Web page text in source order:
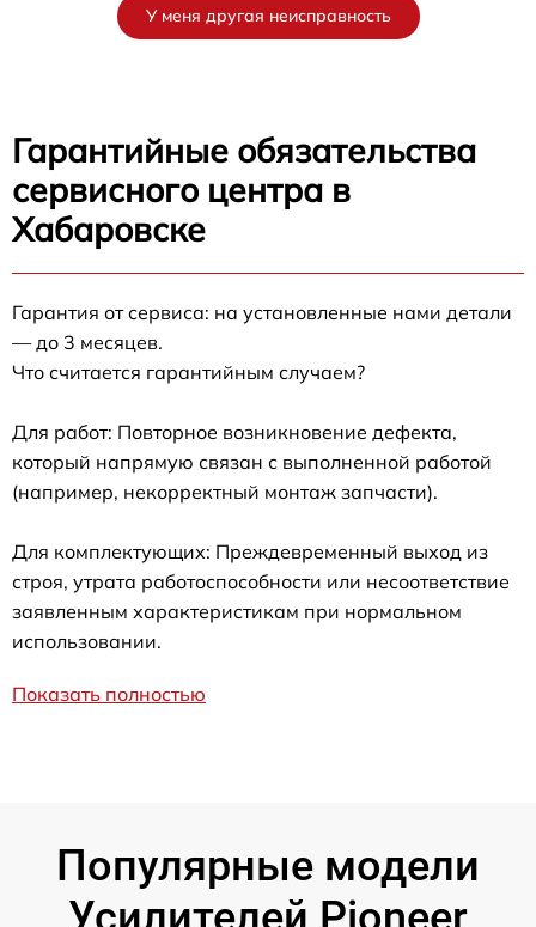
У меня другая неисправность
Гарантийные обязательства
сервисного центра в
Хабаровске
Гарантия от сервиса: на установленные нами детали
— до 3 месяцев.
Что считается гарантийным случаем?
Для работ: Повторное возникновение дефекта,
который напрямую связан с выполненной работой
(например, некорректный монтаж запчасти).
Для комплектующих: Преждевременный выход из
строя, утрата работоспособности или несоответствие
заявленным характеристикам при нормальном
использовании.
Показать полностью
Популярные модели